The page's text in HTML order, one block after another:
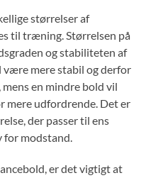
størrelser af
til træning. Størrelsen på
og stabiliteten af
være mere stabil og derfor
en mindre bold vil
mere udfordrende. Det er
der passer til ens
modstand.
er det vigtigt at